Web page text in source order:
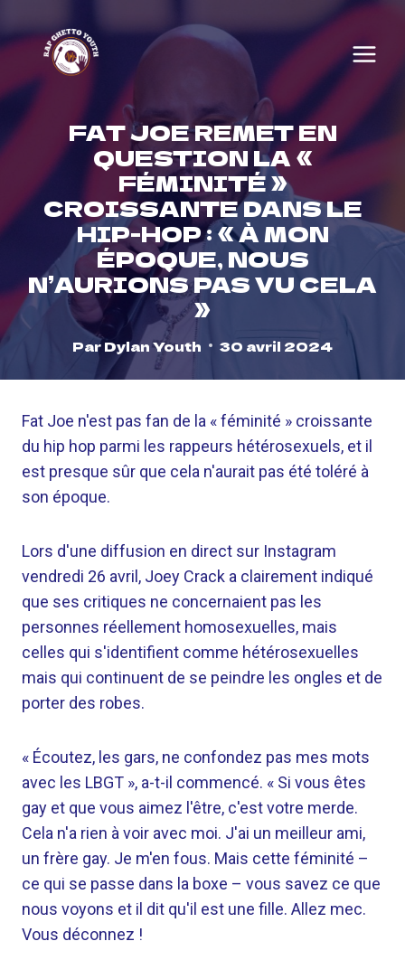
content
FAT JOE REMET EN
QUESTION LA «
FÉMINITÉ »
CROISSANTE DANS LE
HIP-HOP : « À MON
ÉPOQUE, NOUS
N’AURIONS PAS VU CELA
»
ParDylan Youth 30 avril 2024
Fat Joe n'est pas fan de la « féminité » croissante
du hip hop parmi les rappeurs hétérosexuels, et il
est presque sûr que cela n'aurait pas été toléré à
son époque.
Lors d'une diffusion en direct sur Instagram
vendredi 26 avril, Joey Crack a clairement indiqué
que ses critiques ne concernaient pas les
personnes réellement homosexuelles, mais
celles qui s'identifient comme hétérosexuelles
mais qui continuent de se peindre les ongles et de
porter des robes.
« Écoutez, les gars, ne confondez pas mes mots
avec les LBGT », a-t-il commencé. « Si vous êtes
gay et que vous aimez l'être, c'est votre merde.
Cela n'a rien à voir avec moi. J'ai un meilleur ami,
un frère gay. Je m'en fous. Mais cette féminité –
ce qui se passe dans la boxe – vous savez ce que
nous voyons et il dit qu'il est une fille. Allez mec.
Vous déconnez !